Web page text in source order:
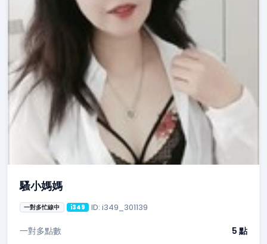
騷小媽媽
一對多忙線中 i349 ID: i349_301139
一對多點數 5 點